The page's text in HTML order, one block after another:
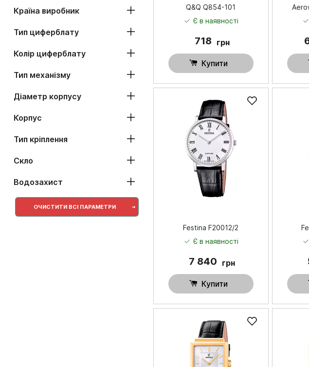
Країна виробник
Тип циферблату
Колір циферблату
Тип механізму
Діаметр корпусу
Корпус
Тип кріплення
Скло
Водозахист
ОЧИСТИТИ ВСІ ПАРАМЕТРИ
Q&Q Q854-101
Є в наявності
718 грн
Купити
Festina F20012/2
Є в наявності
7 840 грн
Купити